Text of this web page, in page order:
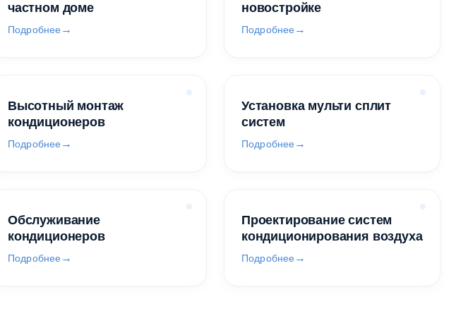
частном доме
Подробнее
новостройке
Подробнее
Высотный монтаж
кондиционеров
Подробнее
Установка мульти сплит
систем
Подробнее
Обслуживание
кондиционеров
Подробнее
Проектирование систем
кондиционирования воздуха
Подробнее